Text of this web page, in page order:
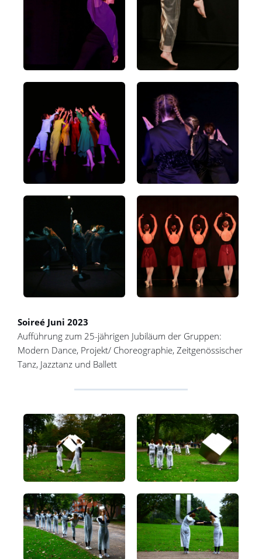
Soireé Juni 2023
Aufführung zum 25-jährigen Jubiläum der Gruppen:
Modern Dance, Projekt/ Choreographie, Zeitgenössischer
Tanz, Jazztanz und Ballett